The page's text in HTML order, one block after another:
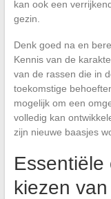
kan ook een
gezin.
Denk goed na en
Kennis van de
van de rassen die in
toekomstige
mogelijk om een
volledig kan
zijn nieuwe baasjes
Essentiële
kiezen